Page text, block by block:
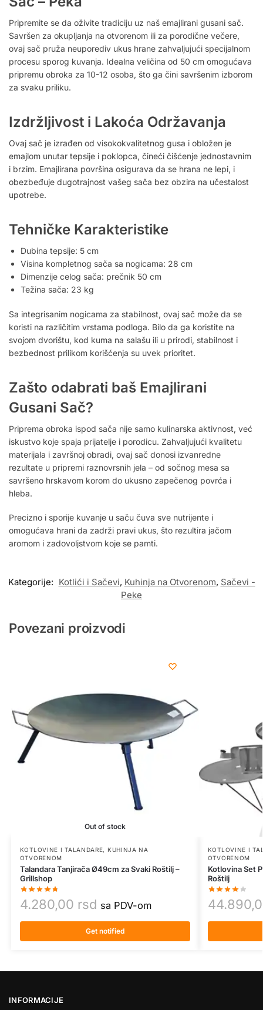
Pripremite se da oživite tradiciju uz naš emajlirani gusani sač.
Savršen za okupljanja na otvorenom ili za porodične večere,
ovaj sač pruža neuporediv ukus hrane zahvaljujući specijalnom
procesu sporog kuvanja. Idealna veličina od 50 cm omogućava
pripremu obroka za 10-12 osoba, što ga čini savršenim izborom
za svaku priliku.
Izdržljivost i Lakoća Održavanja
Ovaj sač je izrađen od visokokvalitetnog gusa i obložen je
emajlom unutar tepsije i poklopca, čineći čišćenje jednostavnim
i brzim. Emajlirana površina osigurava da se hrana ne lepi, i
obezbeđuje dugotrajnost vašeg sača bez obzira na učestalost
upotrebe.
Tehničke Karakteristike
Dubina tepsije: 5 cm
Visina kompletnog sača sa nogicama: 28 cm
Dimenzije celog sača: prečnik 50 cm
Težina sača: 23 kg
Sa integrisanim nogicama za stabilnost, ovaj sač može da se
koristi na različitim vrstama podloga. Bilo da ga koristite na
svojom dvorištu, kod kuma na salašu ili u prirodi, stabilnost i
bezbednost prilikom korišćenja su uvek prioritet.
Zašto odabrati baš Emajlirani
Gusani Sač?
Priprema obroka ispod sača nije samo kulinarska aktivnost, već
iskustvo koje spaja prijatelje i porodicu. Zahvaljujući kvalitetu
materijala i završnoj obradi, ovaj sač donosi izvanredne
rezultate u pripremi raznovrsnih jela – od sočnog mesa sa
savršeno hrskavom korom do ukusno zapečenog povrća i
hleba.
Precizno i sporije kuvanje u saču čuva sve nutrijente i
omogućava hrani da zadrži pravi ukus, što rezultira jačom
aromom i zadovoljstvom koje se pamti.
Kategorije: Kotlići i Sačevi, Kuhinja na Otvorenom, Sačevi -
Peke
Povezani proizvodi
Out of stock
KOTLOVINE I TALANDARE, KUHINJA NA
OTVORENOM
Talandara Tanjirača Ø49cm za Svaki Roštilj –
Grillshop
4.280,00 rsd sa PDV-om
Get notified
KOTLOVINE I
OTVORENOM
Kotlovina Set
Roštilj
INFORMACIJE